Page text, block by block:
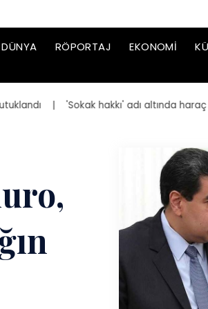
DÜNYA RÖPORTAJ EKONOMI
| 'Sokak hakkı' adı altında haraç